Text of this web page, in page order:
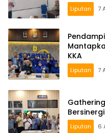
Liputan 7
KKA
Liputan 7
Liputan 6